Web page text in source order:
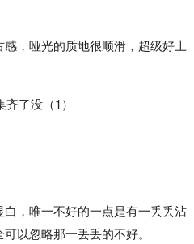
，哑光的质地很顺滑，超级好上
，唯一不好的一点是有一丢丢沾
以忽略那一丢丢的不好。